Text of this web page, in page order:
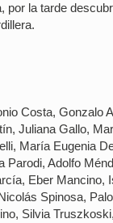
la tarde
Costa, Gonzalo
Juliana Gallo,
María Eugenia
Adolfo
Eber Mancino,
Spinosa,
Silvia